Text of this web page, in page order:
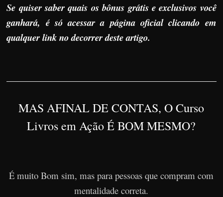
Se quiser saber quais os bônus grátis e exclusivos você
ganhará, é só acessar a página oficial clicando em
qualquer link no decorrer deste artigo.
MAS AFINAL DE CONTAS, O Curso
Livros em Ação É BOM MESMO?
É muito Bom sim, mas para pessoas que compram com
mentalidade correta.